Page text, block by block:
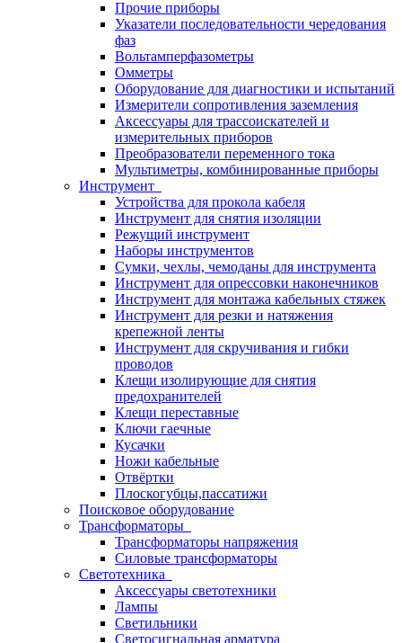
Прочие приборы
Указатели последовательности чередования
фаз
Вольтамперфазометры
Омметры
Оборудование для диагностики и испытаний
Измерители сопротивления заземления
Аксессуары для трассоискателей и
измерительных приборов
Преобразователи переменного тока
Мультиметры, комбинированные приборы
Инструмент
Устройства для прокола кабеля
Инструмент для снятия изоляции
Режущий инструмент
Наборы инструментов
Сумки, чехлы, чемоданы для инструмента
Инструмент для опрессовки наконечников
Инструмент для монтажа кабельных стяжек
Инструмент для резки и натяжения
крепежной ленты
Инструмент для скручивания и гибки
проводов
Клещи изолирующие для снятия
предохранителей
Клещи переставные
Ключи гаечные
Кусачки
Ножи кабельные
Отвёртки
Плоскогубцы,пассатижи
Поисковое оборудование
Трансформаторы
Трансформаторы напряжения
Силовые трансформаторы
Светотехника
Аксессуары светотехники
Лампы
Светильники
Светосигнальная арматура